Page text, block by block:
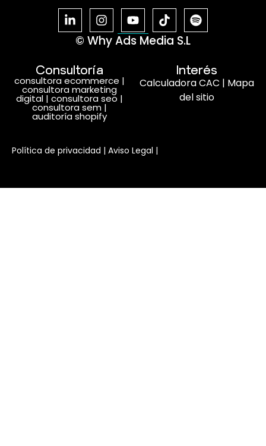
© Why Ads Media S.L
Consultoría
consultora ecommerce |
consultora marketing
digital | consultora seo |
consultora sem |
auditoría shopify
Interés
Calculadora CAC | Mapa
del sitio
Política de privacidad | Aviso Legal |
Habla con nosotros